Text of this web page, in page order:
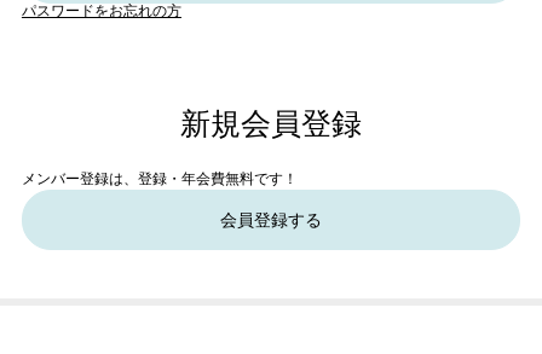
パスワードをお忘れの方
新規会員登録
メンバー登録は、登録・年会費無料です！
会員登録する